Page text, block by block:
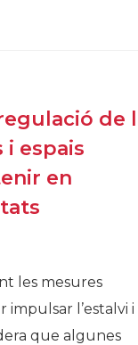
de
espais
en
les mesures
impulsar l’estalvi i
que algunes